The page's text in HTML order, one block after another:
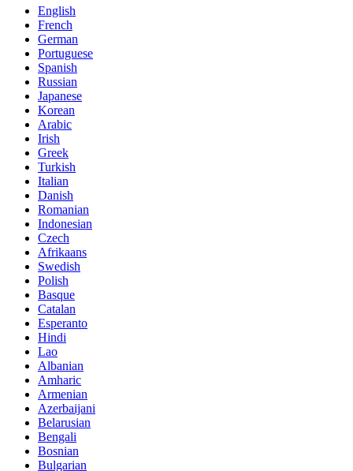
English
French
German
Portuguese
Spanish
Russian
Japanese
Korean
Arabic
Irish
Greek
Turkish
Italian
Danish
Romanian
Indonesian
Czech
Afrikaans
Swedish
Polish
Basque
Catalan
Esperanto
Hindi
Lao
Albanian
Amharic
Armenian
Azerbaijani
Belarusian
Bengali
Bosnian
Bulgarian